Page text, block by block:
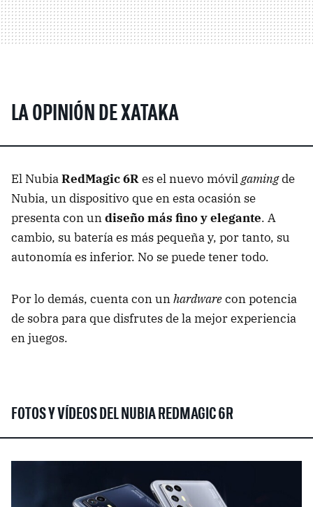
LA OPINIÓN DE XATAKA
El NubiaRedMagic 6Res el nuevo móvilgamingde
Nubia, un dispositivo que en esta ocasión se
presenta con undiseño más fino y elegante. A
cambio, su batería es más pequeña y, por tanto, su
autonomía es inferior. No se puede tener todo.
Por lo demás, cuenta con unhardwarecon potencia
de sobra para que disfrutes de la mejor experiencia
en juegos.
FOTOS Y VÍDEOS DEL NUBIA REDMAGIC 6R